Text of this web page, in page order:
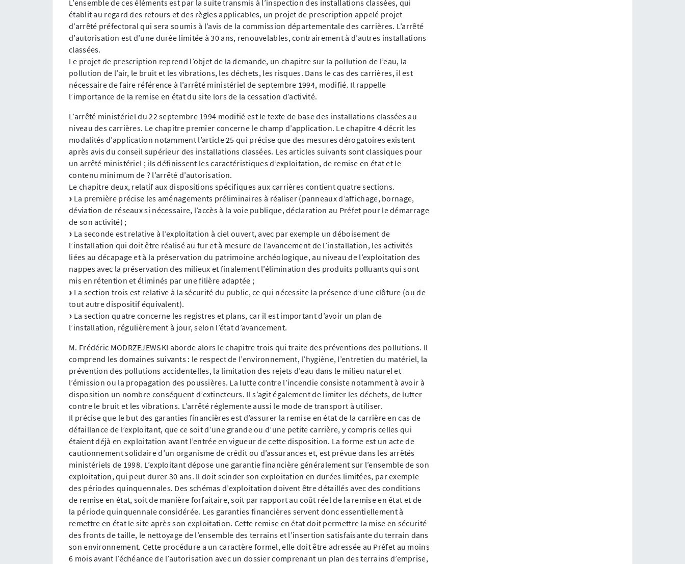
L’ensemble de ces éléments est par la suite transmis à l’inspection des installations classées, qui
établit au regard des retours et des règles applicables, un projet de prescription appelé projet
d’arrêté préfectoral qui sera soumis à l’avis de la commission départementale des carrières. L’arrêté
d’autorisation est d’une durée limitée à 30 ans, renouvelables, contrairement à d’autres installations
classées.
Le projet de prescription reprend l’objet de la demande, un chapitre sur la pollution de l’eau, la
pollution de l’air, le bruit et les vibrations, les déchets, les risques. Dans le cas des carrières, il est
nécessaire de faire référence à l’arrêté ministériel de septembre 1994, modifié. Il rappelle
l’importance de la remise en état du site lors de la cessation d’activité.
L’arrêté ministériel du 22 septembre 1994 modifié est le texte de base des installations classées au
niveau des carrières. Le chapitre premier concerne le champ d’application. Le chapitre 4 décrit les
modalités d’application notamment l’article 25 qui précise que des mesures dérogatoires existent
après avis du conseil supérieur des installations classées. Les articles suivants sont classiques pour
un arrêté ministériel ; ils définissent les caractéristiques d’exploitation, de remise en état et le
contenu minimum de ? l’arrêté d’autorisation.
Le chapitre deux, relatif aux dispositions spécifiques aux carrières contient quatre sections.
La première précise les aménagements préliminaires à réaliser (panneaux d’affichage, bornage,
déviation de réseaux si nécessaire, l’accès à la voie publique, déclaration au Préfet pour le démarrage
de son activité) ;
La seconde est relative à l’exploitation à ciel ouvert, avec par exemple un déboisement de
l’installation qui doit être réalisé au fur et à mesure de l’avancement de l’installation, les activités
liées au décapage et à la préservation du patrimoine archéologique, au niveau de l’exploitation des
nappes avec la préservation des milieux et finalement l’élimination des produits polluants qui sont
mis en rétention et éliminés par une filière adaptée ;
La section trois est relative à la sécurité du public, ce qui nécessite la présence d’une clôture (ou de
tout autre dispositif équivalent).
La section quatre concerne les registres et plans, car il est important d’avoir un plan de
l’installation, régulièrement à jour, selon l’état d’avancement.
M. Frédéric MODRZEJEWSKI aborde alors le chapitre trois qui traite des préventions des pollutions. Il
comprend les domaines suivants : le respect de l’environnement, l’hygiène, l’entretien du matériel, la
prévention des pollutions accidentelles, la limitation des rejets d’eau dans le milieu naturel et
l’émission ou la propagation des poussières. La lutte contre l’incendie consiste notamment à avoir à
disposition un nombre conséquent d’extincteurs. Il s’agit également de limiter les déchets, de lutter
contre le bruit et les vibrations. L’arrêté réglemente aussi le mode de transport à utiliser.
Il précise que le but des garanties financières est d’assurer la remise en état de la carrière en cas de
défaillance de l’exploitant, que ce soit d’une grande ou d’une petite carrière, y compris celles qui
étaient déjà en exploitation avant l’entrée en vigueur de cette disposition. La forme est un acte de
cautionnement solidaire d’un organisme de crédit ou d’assurances et, est prévue dans les arrêtés
ministériels de 1998. L’exploitant dépose une garantie financière généralement sur l’ensemble de son
exploitation, qui peut durer 30 ans. Il doit scinder son exploitation en durées limitées, par exemple
des périodes quinquennales. Des schémas d’exploitation doivent être détaillés avec des conditions
de remise en état, soit de manière forfaitaire, soit par rapport au coût réel de la remise en état et de
la période quinquennale considérée. Les garanties financières servent donc essentiellement à
remettre en état le site après son exploitation. Cette remise en état doit permettre la mise en sécurité
des fronts de taille, le nettoyage de l’ensemble des terrains et l’insertion satisfaisante du terrain dans
son environnement. Cette procédure a un caractère formel, elle doit être adressée au Préfet au moins
6 mois avant l’échéance de l’autorisation avec un dossier comprenant un plan des terrains d’emprise,